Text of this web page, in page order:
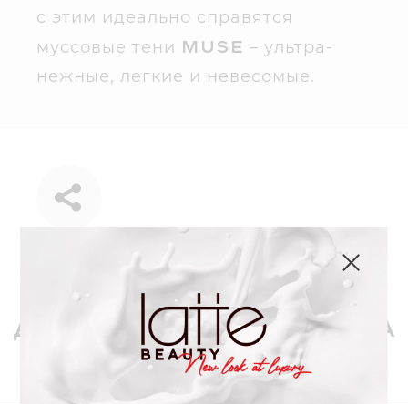
с этим идеально справятся
муссовые тени MUSE – ультра-
нежные, легкие и невесомые.
для создания образа
идеально подходят